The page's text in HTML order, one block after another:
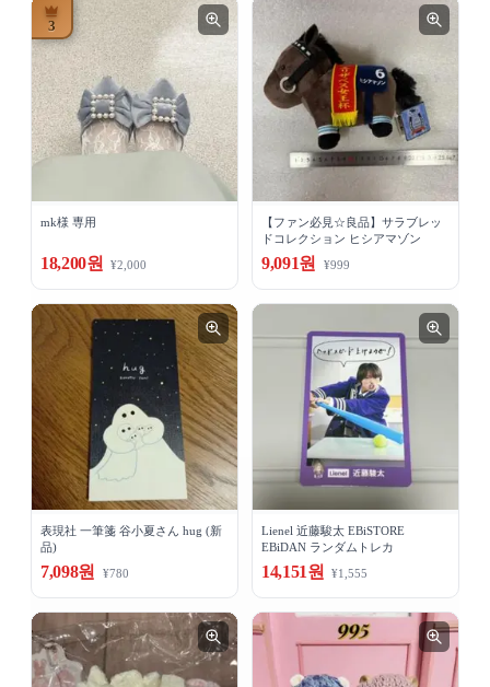
3
mk様 専用
18,200원 ¥2,000
【ファン必見☆良品】サラブレッ
ドコレクション ヒシアマゾン
9,091원 ¥999
表現社 一筆箋 谷小夏さん hug (新
品)
7,098원 ¥780
Lienel 近藤駿太 EBiSTORE
EBiDAN ランダムトレカ
14,151원 ¥1,555